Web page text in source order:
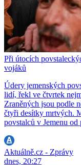
Při útocích
vojáků
Údery jemenských
lidí, řekl ve čtvrtek
Zraněných jsou podle
čtyři desítky mrtvých.
povstalců v Jemenu
Aktuálně.cz - Zprávy
dnes, 20:27